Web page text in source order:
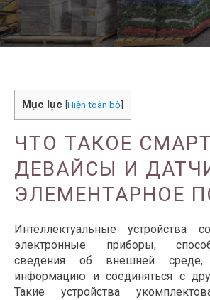
Mục lục [Hiện toàn bộ]
ЧТО ТАКОЕ СМАРТ
ДЕВАЙСЫ И
ЭЛЕМЕНТАРНОЕ
Интеллектуальные устройства
электронные приборы,
сведения об внешней среде,
информацию и соединяться с
Такие устройства